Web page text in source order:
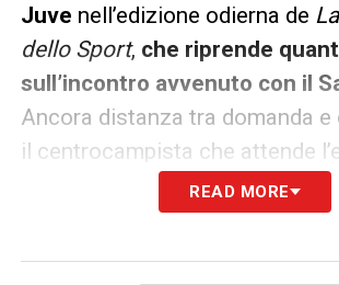
Juve nell’edizione odierna de
dello Sport, che riprende
sull’incontro avvenuto con il
Ancora distanza tra domanda
il centrocampista che attende
READ MORE